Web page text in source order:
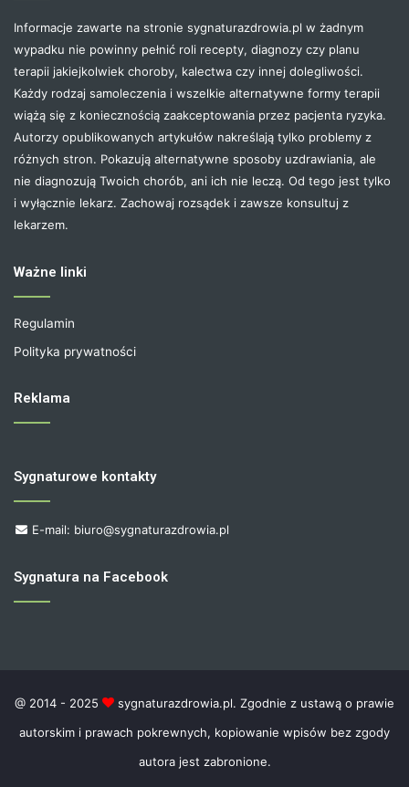
Informacje zawarte na stronie sygnaturazdrowia.pl w żadnym
wypadku nie powinny pełnić roli recepty, diagnozy czy planu
terapii jakiejkolwiek choroby, kalectwa czy innej dolegliwości.
Każdy rodzaj samoleczenia i wszelkie alternatywne formy terapii
wiążą się z koniecznością zaakceptowania przez pacjenta ryzyka.
Autorzy opublikowanych artykułów nakreślają tylko problemy z
różnych stron. Pokazują alternatywne sposoby uzdrawiania, ale
nie diagnozują Twoich chorób, ani ich nie leczą. Od tego jest tylko
i wyłącznie lekarz. Zachowaj rozsądek i zawsze konsultuj z
lekarzem.
Ważne linki
Regulamin
Polityka prywatności
Reklama
Sygnaturowe kontakty
E-mail: biuro@sygnaturazdrowia.pl
Sygnatura na Facebook
@ 2014 - 2025
sygnaturazdrowia.pl. Zgodnie z ustawą o prawie
autorskim i prawach pokrewnych, kopiowanie wpisów bez zgody
autora jest zabronione.